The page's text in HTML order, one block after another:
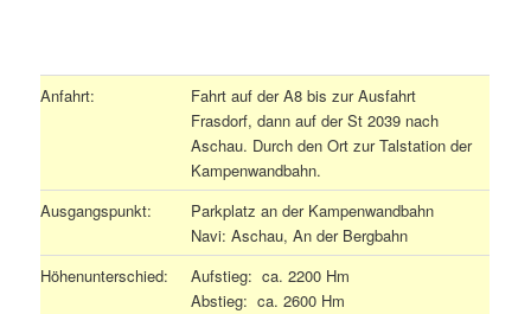
Anfahrt:
Fahrt auf der A8 bis zur Ausfahrt
Frasdorf, dann auf der St 2039 nach
Aschau. Durch den Ort zur Talstation der
Kampenwandbahn.
Ausgangspunkt:
Parkplatz an der Kampenwandbahn
Navi: Aschau, An der Bergbahn
Höhenunterschied:
Aufstieg: ca. 2200 Hm
Abstieg: ca. 2600 Hm